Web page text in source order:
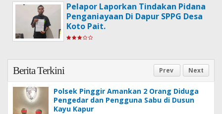
Pelapor Laporkan Tindakan Pidana
Penganiayaan Di Dapur SPPG Desa
Koto Pait.
Prev Next
Berita Terkini
Polsek Pinggir Amankan 2 Orang Diduga
Pengedar dan Pengguna Sabu di Dusun
Kayu Kapur